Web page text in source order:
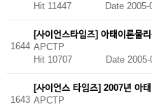
Hit 11447
Date 2005-
1644
[사이언스타임즈] 아태이론물
APCTP
Hit 10707
Date
1643
[사이언스 타임즈] 2007년 아
APCTP